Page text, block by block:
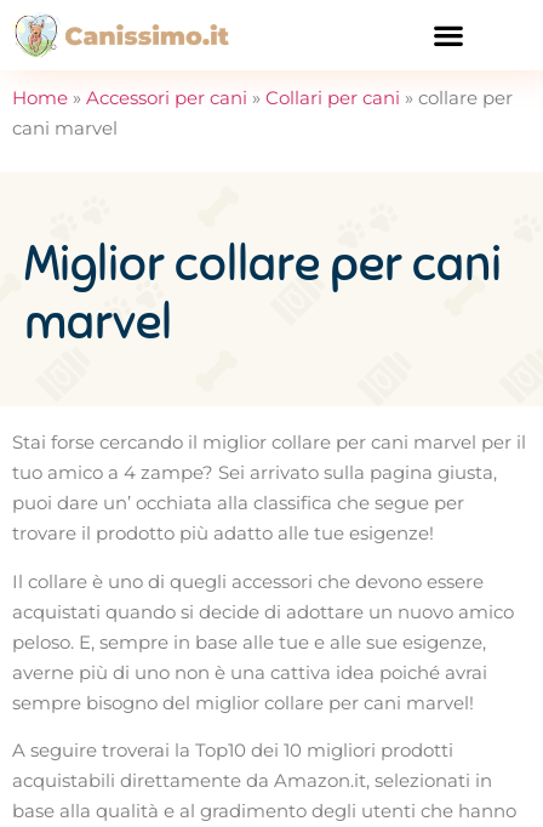
Home » Accessori per cani » Collari per cani » collare per
cani marvel
Miglior collare per cani
marvel
Stai forse cercando il miglior collare per cani marvel per il
tuo amico a 4 zampe? Sei arrivato sulla pagina giusta,
puoi dare un’ occhiata alla classifica che segue per
trovare il prodotto più adatto alle tue esigenze!
Il collare è uno di quegli accessori che devono essere
acquistati quando si decide di adottare un nuovo amico
peloso. E, sempre in base alle tue e alle sue esigenze,
averne più di uno non è una cattiva idea poiché avrai
sempre bisogno del miglior collare per cani marvel!
A seguire troverai la Top10 dei 10 migliori prodotti
acquistabili direttamente da Amazon.it, selezionati in
base alla qualità e al gradimento degli utenti che hanno